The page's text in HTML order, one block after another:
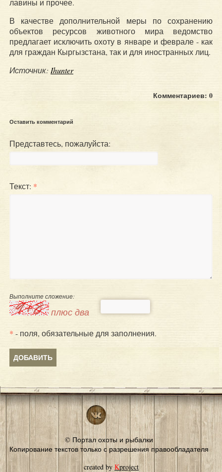
лавины и прочее.
В качестве дополнительной меры по сохранению
объектов ресурсов животного мира ведомство
предлагает исключить охоту в январе и феврале - как
для граждан Кыргызстана, так и для иностранных лиц.
Источник: Ihunter
Комментариев: 0
Оставить комментарий
Представтесь, пожалуйста:
Текст: *
Выполните сложение:
плюс два
* - поля, обязательные для заполнения.
© Портал охоты и рыбалки
Копирование текстов только с разрешения правообладателя
created by Kproject